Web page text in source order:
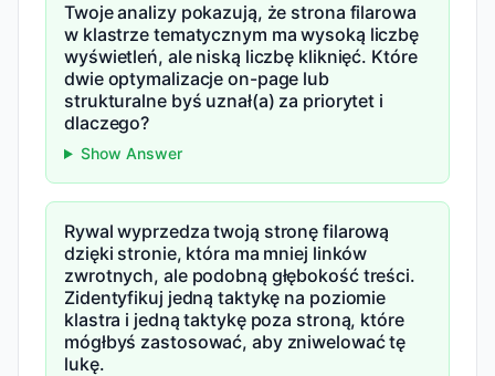
Twoje analizy pokazują, że strona filarowa
w klastrze tematycznym ma wysoką liczbę
wyświetleń, ale niską liczbę kliknięć. Które
dwie optymalizacje on-page lub
strukturalne byś uznał(a) za priorytet i
dlaczego?
Show Answer
Rywal wyprzedza twoją stronę filarową
dzięki stronie, która ma mniej linków
zwrotnych, ale podobną głębokość treści.
Zidentyfikuj jedną taktykę na poziomie
klastra i jedną taktykę poza stroną, które
mógłbyś zastosować, aby zniwelować tę
lukę.